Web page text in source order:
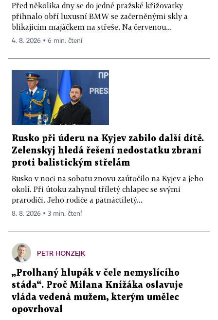
Před několika dny se do jedné pražské křižovatky
přihnalo obří luxusní BMW se začerněnými skly a
blikajícím majáčkem na střeše. Na červenou...
4. 8. 2026 ▪ 6 min. čtení
Rusko při úderu na Kyjev zabilo další dítě.
Zelenskyj hledá řešení nedostatku zbraní
proti balistickým střelám
Rusko v noci na sobotu znovu zaútočilo na Kyjev a jeho
okolí. Při útoku zahynul tříletý chlapec se svými
prarodiči. Jeho rodiče a patnáctiletý...
8. 8. 2026 ▪ 3 min. čtení
PETR HONZEJK
„Prolhaný hlupák v čele nemyslícího
stáda“. Proč Milana Knížáka oslavuje
vláda vedená mužem, kterým umělec
opovrhoval